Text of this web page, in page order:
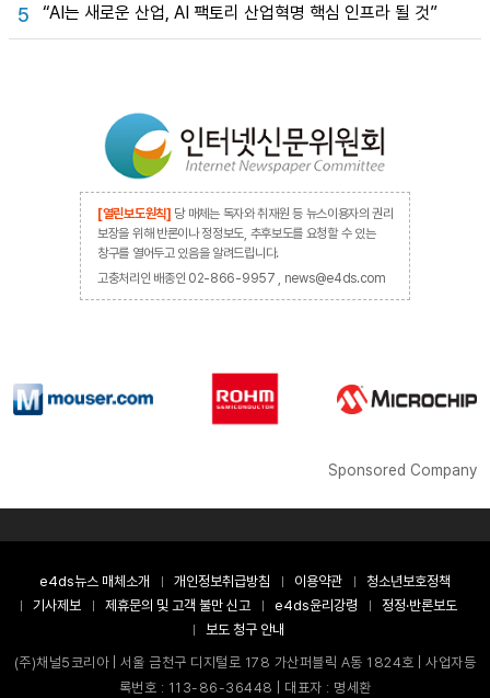
5 “AI는 새로운 산업, AI 팩토리 산업혁명 핵심 인프라 될 것”
[열린보도원칙] 당 매체는 독자와 취재원 등 뉴스이용자의 권리
보장을 위해 반론이나 정정보도, 추후보도를 요청할 수 있는
창구를 열어두고 있음을 알려드립니다.
고충처리인 배종인 02-866-9957 , news@e4ds.com
Sponsored Company
e4ds뉴스 매체소개 개인정보취급방침 이용약관
청소년보호정책
기사제보
제휴문의 및 고객 불만 신고 e4ds윤리강령
정정·반론보도
보도 청구 안내
(주)채널5코리아 | 서울 금천구 디지털로 178 가산퍼블릭 A동 1824호 | 사업자등
록번호 : 113-86-36448 | 대표자 : 명세환